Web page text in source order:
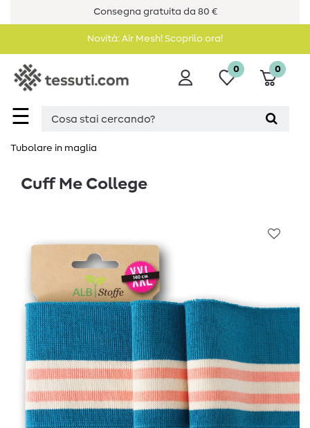
Consegna gratuita da 80 €
Novità: Air Mesh! Scoprilo ora!
☰
0 0
Tubolare in maglia
Cuff Me College